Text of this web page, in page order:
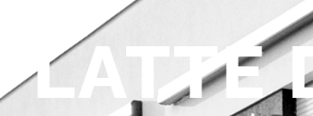
PLATTE